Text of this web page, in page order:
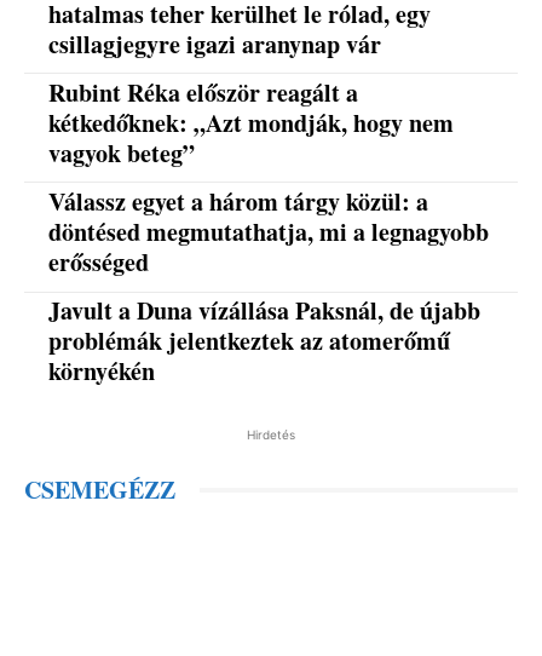
hatalmas teher kerülhet le rólad, egy
csillagjegyre igazi aranynap vár
Rubint Réka először reagált a
kétkedőknek: „Azt mondják, hogy nem
vagyok beteg”
Válassz egyet a három tárgy közül: a
döntésed megmutathatja, mi a legnagyobb
erősséged
Javult a Duna vízállása Paksnál, de újabb
problémák jelentkeztek az atomerőmű
környékén
Hirdetés
CSEMEGÉZZ